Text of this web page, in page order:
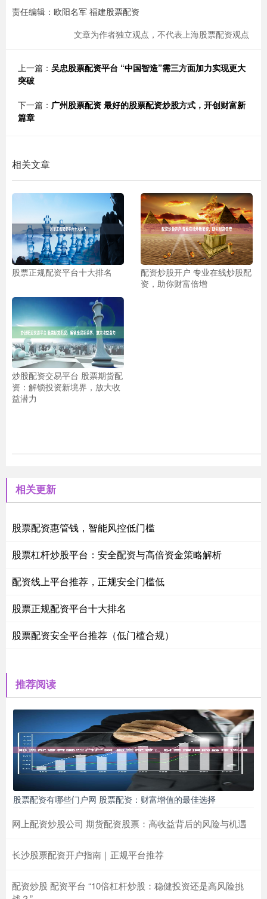
责任编辑：欧阳名军 福建股票配资
文章为作者独立观点，不代表上海股票配资观点
上一篇： 吴忠股票配资平台 “中国智造”需三方面加力实现更大
突破
下一篇： 广州股票配资 最好的股票配资炒股方式，开创财富新
篇章
相关文章
股票正规配资平台十大排名
配资炒股开户 专业在线炒股配
资，助你财富倍增
炒股配资交易平台 股票期货配
资：解锁投资新境界，放大收
益潜力
相关更新
股票配资惠管钱，智能风控低门槛
股票杠杆炒股平台：安全配资与高倍资金策略解析
配资线上平台推荐，正规安全门槛低
股票正规配资平台十大排名
股票配资安全平台推荐（低门槛合规）
推荐阅读
股票配资有哪些门户网 股票配资：财富增值的最佳选择
网上配资炒股公司 期货配资股票：高收益背后的风险与机遇
长沙股票配资开户指南｜正规平台推荐
配资炒股 配资平台 “10倍杠杆炒股：稳健投资还是高风险挑